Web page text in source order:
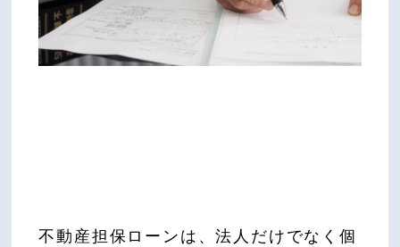
不動産担保ローンは、法人だけでなく個